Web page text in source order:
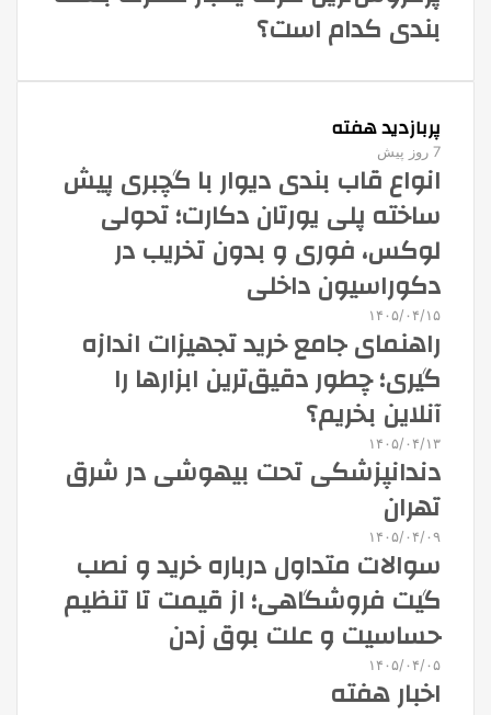
بندی کدام است؟
پربازدید هفته
7 روز پیش
انواع قاب بندی دیوار با گچبری پیش
ساخته پلی یورتان دکارت؛ تحولی
لوکس، فوری و بدون تخریب در
دکوراسیون داخلی
۱۴۰۵/۰۴/۱۵
راهنمای جامع خرید تجهیزات اندازه
گیری؛ چطور دقیق‌ترین ابزارها را
آنلاین بخریم؟
۱۴۰۵/۰۴/۱۳
دندانپزشکی تحت بیهوشی در شرق
تهران
۱۴۰۵/۰۴/۰۹
سوالات متداول درباره خرید و نصب
گیت فروشگاهی؛ از قیمت تا تنظیم
حساسیت و علت بوق زدن
۱۴۰۵/۰۴/۰۵
اخبار هفته